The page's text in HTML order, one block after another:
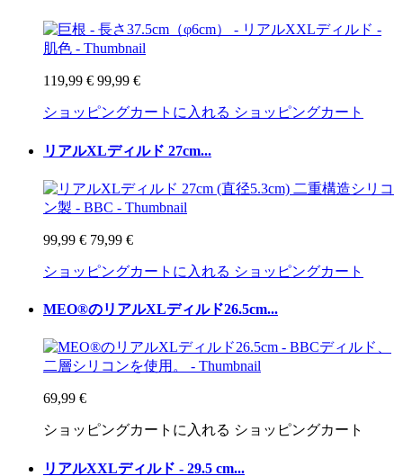
119,99 € 99,99 €
ショッピングカートに入れる ショッピングカート
リアルXLディルド 27cm...
99,99 € 79,99 €
ショッピングカートに入れる ショッピングカート
MEO®のリアルXLディルド26.5cm...
69,99 €
ショッピングカートに入れる ショッピングカート
リアルXXLディルド - 29.5 cm...